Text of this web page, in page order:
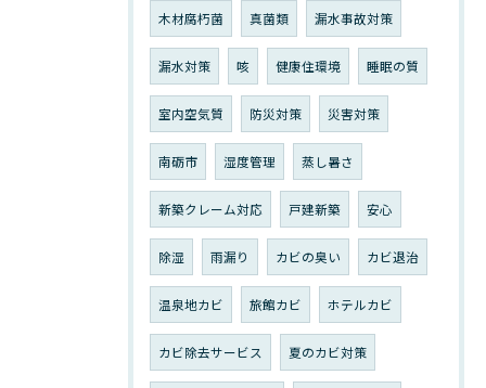
木材腐朽菌 真菌類 漏水事故対策
漏水対策 咳 健康住環境 睡眠の質
室内空気質 防災対策 災害対策
南砺市 湿度管理 蒸し暑さ
新築クレーム対応 戸建新築 安心
除湿 雨漏り カビの臭い カビ退治
温泉地カビ 旅館カビ ホテルカビ
カビ除去サービス 夏のカビ対策